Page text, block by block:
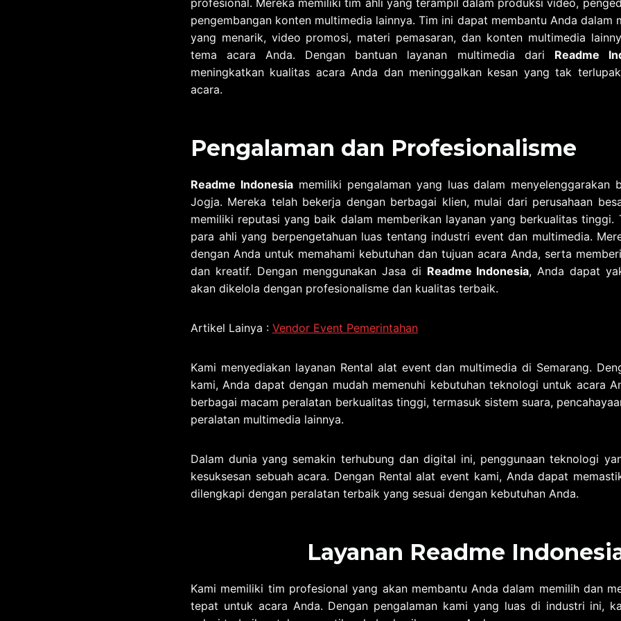
profesional. Mereka memiliki tim ahli yang terampil dalam produksi video,
pengembangan konten multimedia lainnya. Tim ini dapat membantu Anda dalam
yang menarik, video promosi, materi pemasaran, dan konten multimedia
tema acara Anda. Dengan bantuan layanan multimedia dari Readme
meningkatkan kualitas acara Anda dan meninggalkan kesan yang tak
acara.
Pengalaman dan Profesionalisme
Readme Indonesiamemiliki pengalaman yang luas dalam menyelenggarakan
Jogja. Mereka telah bekerja dengan berbagai klien, mulai dari perusahaan
memiliki reputasi yang baik dalam memberikan layanan yang berkualitas
para ahli yang berpengetahuan luas tentang industri event dan multimedia.
dengan Anda untuk memahami kebutuhan dan tujuan acara Anda, serta
dan kreatif. Dengan menggunakan Jasa di Readme Indonesia, Anda dapat
akan dikelola dengan profesionalisme dan kualitas terbaik.
Artikel Lainya : Vendor Event Pemerintahan
Kami menyediakan layanan Rental alat event dan multimedia di Semarang.
kami, Anda dapat dengan mudah memenuhi kebutuhan teknologi untuk acara
berbagai macam peralatan berkualitas tinggi, termasuk sistem suara,
peralatan multimedia lainnya.
Dalam dunia yang semakin terhubung dan digital ini, penggunaan teknologi
kesuksesan sebuah acara. Dengan Rental alat event kami, Anda dapat
dilengkapi dengan peralatan terbaik yang sesuai dengan kebutuhan Anda.
Layanan Readme
Kami memiliki tim profesional yang akan membantu Anda dalam memilih dan
tepat untuk acara Anda. Dengan pengalaman kami yang luas di industri ini,